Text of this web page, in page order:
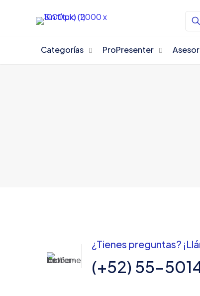
Categorías ProPresenter
¿Tienes preguntas?
(+52) 55-